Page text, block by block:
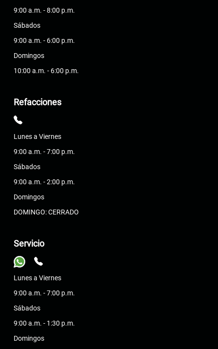
9:00 a.m. - 8:00 p.m.
Sábados
9:00 a.m. - 6:00 p.m.
Domingos
10:00 a.m. - 6:00 p.m.
Refacciones
Lunes a Viernes
9:00 a.m. - 7:00 p.m.
Sábados
9:00 a.m. - 2:00 p.m.
Domingos
DOMINGO: CERRADO
Servicio
Lunes a Viernes
9:00 a.m. - 7:00 p.m.
Sábados
9:00 a.m. - 1:30 p.m.
Domingos